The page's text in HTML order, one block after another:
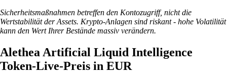
Sicherheitsmaßnahmen betreffen den Kontozugriff, nicht die
Wertstabilität der Assets. Krypto-Anlagen sind riskant - hohe Volatilität
kann den Wert Ihrer Bestände massiv verändern.
Alethea Artificial Liquid Intelligence
Token-Live-Preis in EUR